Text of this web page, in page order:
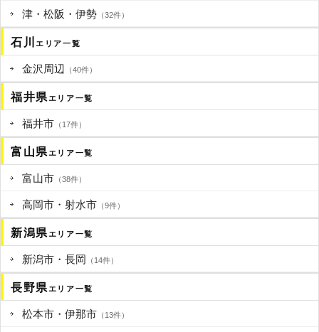
津・松阪・伊勢 （32件）
石川エリア一覧
金沢周辺 （40件）
福井県エリア一覧
福井市 （17件）
富山県エリア一覧
富山市 （38件）
高岡市・射水市 （9件）
新潟県エリア一覧
新潟市・長岡 （14件）
長野県エリア一覧
松本市・伊那市 （13件）